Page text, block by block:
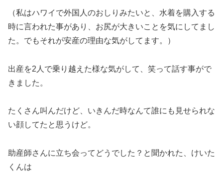
（私はハワイで外国人のおしりみたいと、水着を購入する
時に言われた事があり、お尻が大きいことを気にしてまし
た。でもそれが安産の理由な気がしてます。）
出産を2人で乗り越えた様な気がして、笑って話す事がで
きました。
たくさん叫んだけど、いきんだ時なんて誰にも見せられな
い顔してたと思うけど。
助産師さんに立ち会ってどうでした？と聞かれた、けいた
くんは